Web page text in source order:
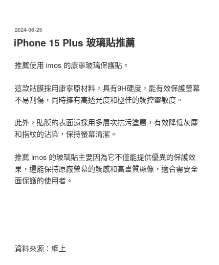
發
佈
於
2024-06-25
iPhone 15 Plus 玻璃貼推薦
推薦使用 imos 的康寧玻璃保護貼。
這款貼膜採用康寧原材料，具有9H硬度，能有效保護螢幕
不易刮傷，同時擁有高透光度和極佳的觸控靈敏度。
此外，貼膜的表面還採用多層次抗污塗層，有效降低灰塵
和指紋的沾染，保持螢幕清潔。
推薦 imos 的玻璃貼主要因為它不僅能提供優異的保護效
果，還能保持原廠螢幕的觸感和高畫質顯像，適合需要全
面保護的使用者。
資料來源：網上